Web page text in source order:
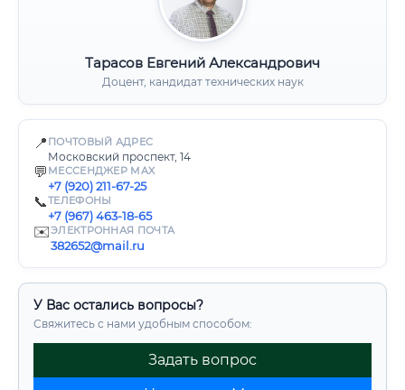
Тарасов Евгений Александрович
Доцент, кандидат технических наук
📍 ПОЧТОВЫЙ АДРЕС
Московский проспект, 14
💬 МЕССЕНДЖЕР MAX
+7 (920) 211-67-25
📞ТЕЛЕФОНЫ
+7 (967) 463-18-65
✉️ЭЛЕКТРОННАЯ ПОЧТА
382652@mail.ru
У Вас остались вопросы?
Свяжитесь с нами удобным способом:
Задать вопрос